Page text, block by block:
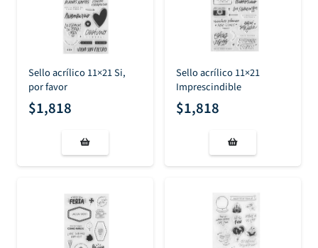
Sello acrílico 11×21 Si,
por favor
$1,818
Sello acrílico 11×21
Imprescindible
$1,818